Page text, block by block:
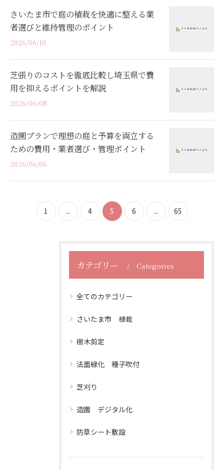
さいたま市で庭の植栽を快適に整える業
者選びと維持管理のポイント
2026/06/10
芝張りのコストを徹底比較し埼玉県で費
用を抑えるポイントを解説
2026/06/08
造園プランで理想の庭と予算を両立する
ための費用・業者選び・管理ポイント
2026/06/06
1 ... 4 5 6 ... 65
カテゴリー Categories
全てのカテゴリー
さいたま市 植栽
樹木剪定
法面緑化 種子吹付
芝刈り
造園 デジタル化
防草シート敷設